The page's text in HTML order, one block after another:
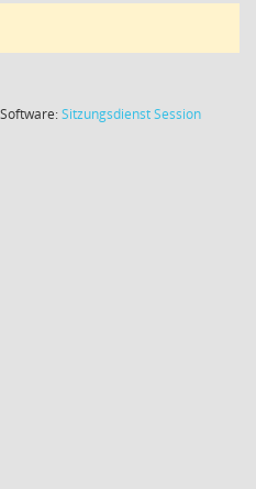
Software:SitzungsdienstSession(Wird in